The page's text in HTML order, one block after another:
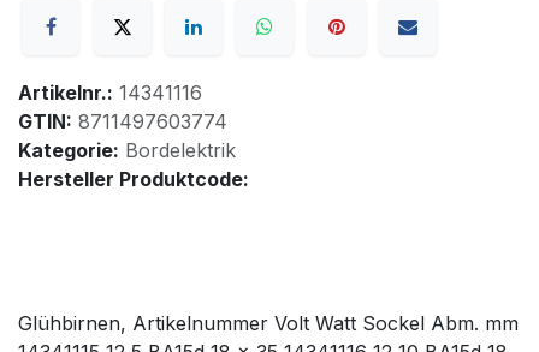
Artikelnr.: 14341116
GTIN: 8711497603774
Kategorie: Bordelektrik
Hersteller Produktcode:
Glühbirnen, Artikelnummer Volt Watt Sockel Abm. mm